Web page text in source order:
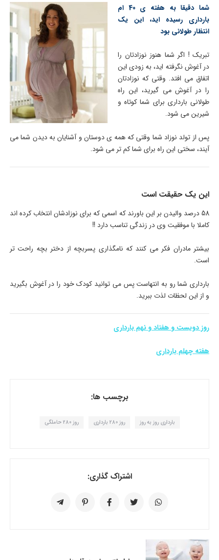
شما دقیقا به هفته ی 40 ام
بارداری رسیده اید، این یک
انتظار طولانی بود
تبریک ! اگر شما هنوز نوزادتان را
در آغوش نگرفته اید، به زودی این
اتفاق می افتد. وقتی که نوزادتان
را در آغوش می گیرید، این راه
طولانی بارداری برای شما کوتاه و
شیرین می شود.
پس از تولد نوزاد شما وقتی که همه ی دوستان و آشنایان به دیدن شما می
آیند، سختی این راه برای شما کم تر می شود.
این یک حقیقت است
58 درصد والیدن بر این باورند که اسمی که برای نوزادشان انتخاب کرده اند
کاملا با موفقیت وی در زندگی تناسب دارد !!
بیشتر مادران فکر می کنند که نامگذاری پسربچه از دختر بچه راحت تر
است.
بارداری شما رو به انتهاست پس می توانید کودک خود را در آغوش بگیرید
و از این لحظات لذت ببرید.
روز دویست و هفتاد و نهم بارداری
هفته چهلم بارداری
برچسب ها:
بارداری روز به روز روز 280 بارداری روز 280 حاملگی
اشتراک گذاری: